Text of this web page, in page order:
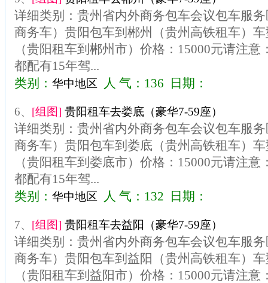
详细类别：贵州省内外商务包车会议包车服
商务车）贵阳包车到郴州（贵州高铁租车）
（贵阳租车到郴州市）价格：15000元请注
都配有15年驾...
类别： 华中地区 人 气：136 日期：
6、 [组图] 贵阳租车去娄底（豪华7-59座）
详细类别：贵州省内外商务包车会议包车服
商务车）贵阳包车到娄底（贵州高铁租车）
（贵阳租车到娄底市）价格：15000元请注
都配有15年驾...
类别： 华中地区 人 气：132 日期：
7、 [组图] 贵阳租车去益阳（豪华7-59座）
详细类别：贵州省内外商务包车会议包车服
商务车）贵阳包车到益阳（贵州高铁租车）
（贵阳租车到益阳市）价格：15000元请注